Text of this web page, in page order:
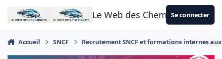
Aller au contenu
Le Web des CheminotsSe connecter
Accueil SNCF Recrutement SNCF et formations internes